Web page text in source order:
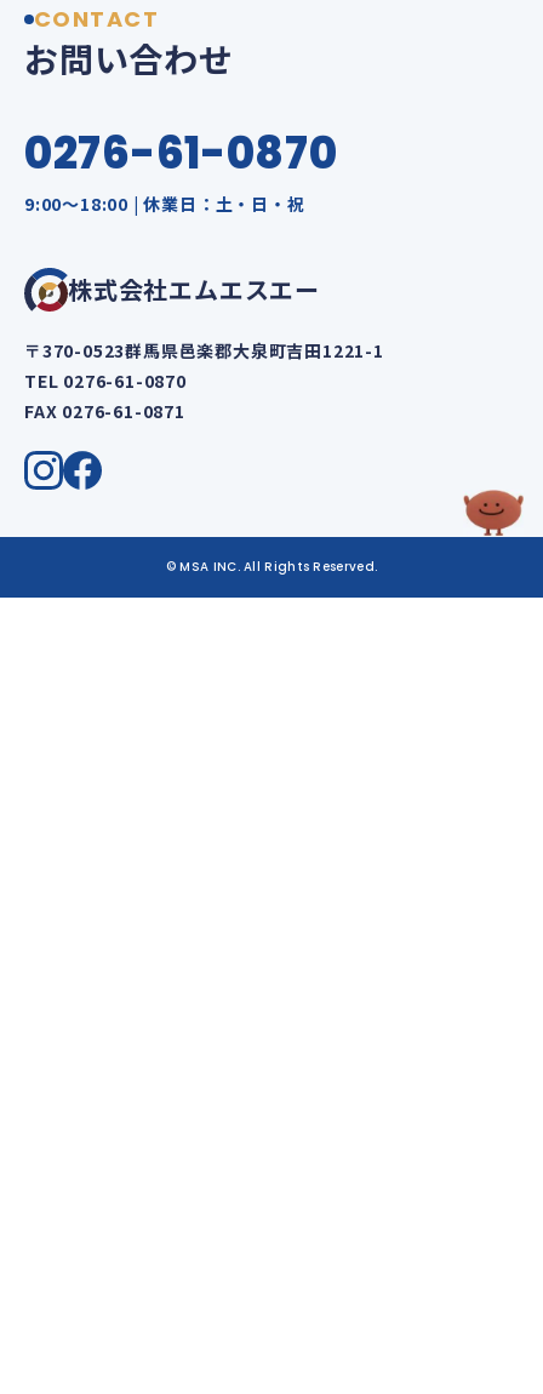
CONTACT
お問い合わせ
0276-61-0870
9:00～18:00 | 休業日：土・日・祝
株式会社エムエスエー
〒370-0523群馬県邑楽郡大泉町吉田1221-1
TEL 0276-61-0870
FAX 0276-61-0871
© MSA INC. All Rights Reserved.